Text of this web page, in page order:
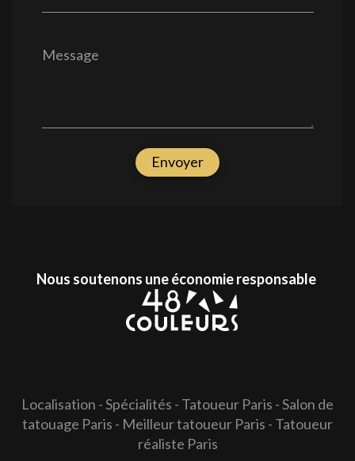
Message
Envoyer
Nous soutenons une économie responsable
Localisation -Spécialités - Tatoueur Paris -Salon de
tatouage Paris - Meilleur tatoueur Paris - Tatoueur
réaliste Paris